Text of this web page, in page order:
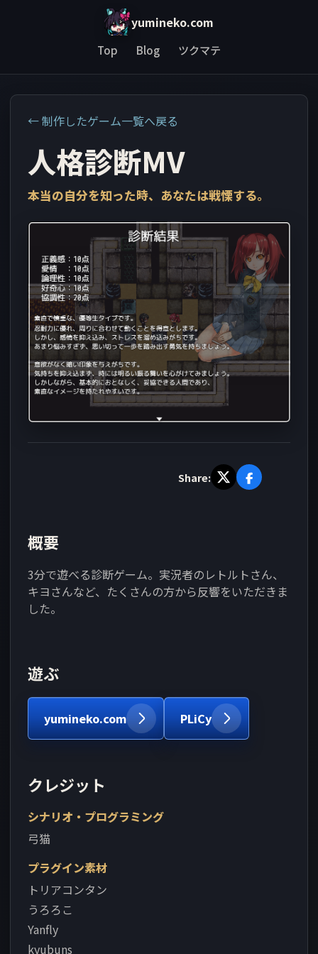
yumineko.com
Top Blog ツクマテ
← 制作したゲーム一覧へ戻る
人格診断MV
本当の自分を知った時、あなたは戦慄する。
Share:
概要
3分で遊べる診断ゲーム。実況者のレトルトさん、
キヨさんなど、たくさんの方から反響をいただきま
した。
遊ぶ
yumineko.com PLiCy
クレジット
シナリオ・プログラミング
弓猫
プラグイン素材
トリアコンタン
うろろこ
Yanfly
kyubuns